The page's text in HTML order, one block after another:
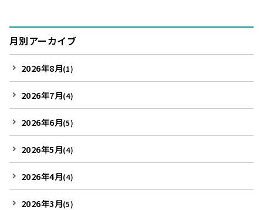
月別アーカイブ
2026年8月(1)
2026年7月(4)
2026年6月(5)
2026年5月(4)
2026年4月(4)
2026年3月(5)